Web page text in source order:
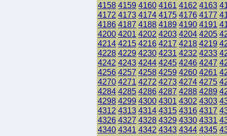
4158 4159 4160 4161 4162 4163
4172 4173 4174 4175 4176 4177
4186 4187 4188 4189 4190 4191
4200 4201 4202 4203 4204 4205
4214 4215 4216 4217 4218 4219
4228 4229 4230 4231 4232 4233
4242 4243 4244 4245 4246 4247
4256 4257 4258 4259 4260 4261
4270 4271 4272 4273 4274 4275
4284 4285 4286 4287 4288 4289
4298 4299 4300 4301 4302 4303
4312 4313 4314 4315 4316 4317
4326 4327 4328 4329 4330 4331
4340 4341 4342 4343 4344 4345